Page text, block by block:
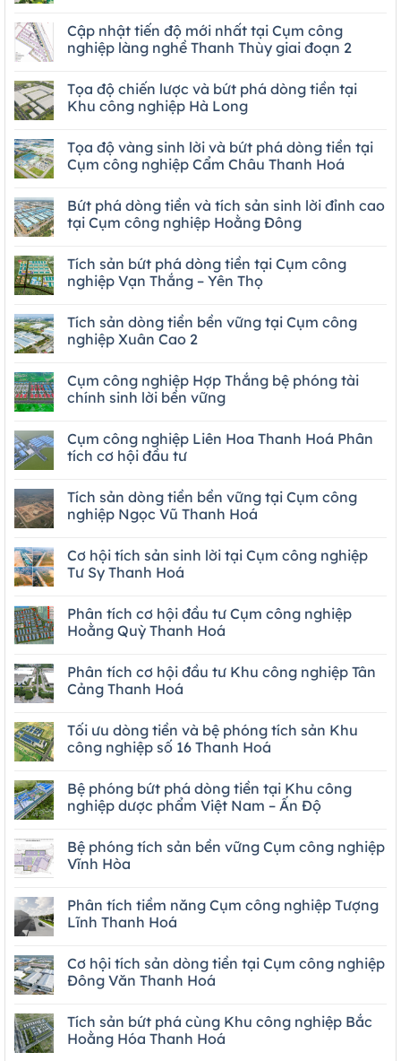
Cập nhật tiến độ mới nhất tại Cụm công
nghiệp làng nghề Thanh Thùy giai đoạn 2
Tọa độ chiến lược và bứt phá dòng tiền tại
Khu công nghiệp Hà Long
Tọa độ vàng sinh lời và bứt phá dòng tiền tại
Cụm công nghiệp Cẩm Châu Thanh Hoá
Bứt phá dòng tiền và tích sản sinh lời đỉnh cao
tại Cụm công nghiệp Hoằng Đông
Tích sản bứt phá dòng tiền tại Cụm công
nghiệp Vạn Thắng – Yên Thọ
Tích sản dòng tiền bền vững tại Cụm công
nghiệp Xuân Cao 2
Cụm công nghiệp Hợp Thắng bệ phóng tài
chính sinh lời bền vững
Cụm công nghiệp Liên Hoa Thanh Hoá Phân
tích cơ hội đầu tư
Tích sản dòng tiền bền vững tại Cụm công
nghiệp Ngọc Vũ Thanh Hoá
Cơ hội tích sản sinh lời tại Cụm công nghiệp
Tư Sy Thanh Hoá
Phân tích cơ hội đầu tư Cụm công nghiệp
Hoằng Quỳ Thanh Hoá
Phân tích cơ hội đầu tư Khu công nghiệp Tân
Cảng Thanh Hoá
Tối ưu dòng tiền và bệ phóng tích sản Khu
công nghiệp số 16 Thanh Hoá
Bệ phóng bứt phá dòng tiền tại Khu công
nghiệp dược phẩm Việt Nam – Ấn Độ
Bệ phóng tích sản bền vững Cụm công nghiệp
Vĩnh Hòa
Phân tích tiềm năng Cụm công nghiệp Tượng
Lĩnh Thanh Hoá
Cơ hội tích sản dòng tiền tại Cụm công nghiệp
Đông Văn Thanh Hoá
Tích sản bứt phá cùng Khu công nghiệp Bắc
Hoằng Hóa Thanh Hoá